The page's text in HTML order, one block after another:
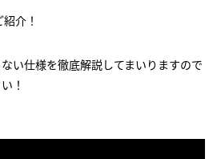
介！
い仕様を徹底解説してまいりますので
！